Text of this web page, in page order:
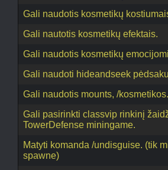
Gali naudotis kosmetikų
Gali nautotis kosmetikų efektais.
Gali naudotis kosmetikų
Gali naudoti hideandseek
Gali naudotis mounts, /kosmetikos.
Gali pasirinkti classvip rinkinį
TowerDefense miningame.
Matyti komanda /undisguise. (tik
spawne)